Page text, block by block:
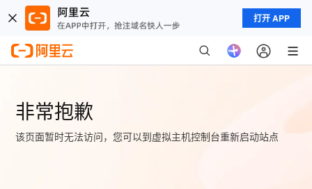
打开 APP
非常抱歉
该页面暂时无法访问，您可以到虚拟主机控制台重新启动站点